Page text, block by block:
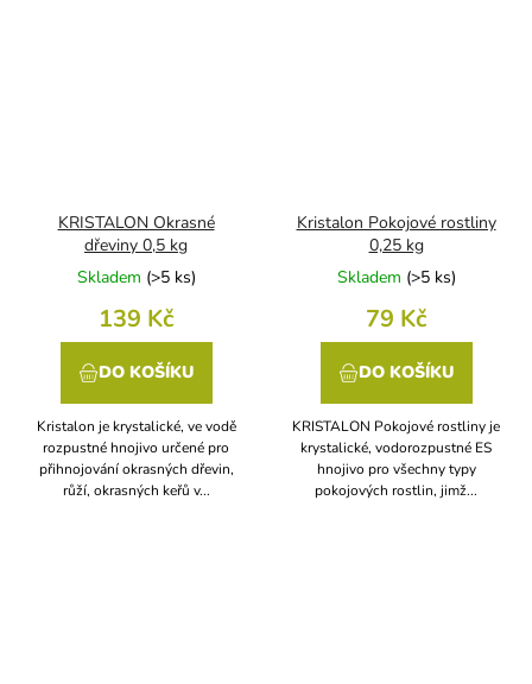
KRISTALON Okrasné
dřeviny 0,5 kg
Skladem (>5 ks)
139 Kč
DO KOŠÍKU
Kristalon je krystalické, ve vodě
rozpustné hnojivo určené pro
přihnojování okrasných dřevin,
růží, okrasných keřů v...
Kristalon Pokojové rostliny
0,25 kg
Skladem (>5 ks)
79 Kč
DO KOŠÍKU
KRISTALON Pokojové rostliny je
krystalické, vodorozpustné ES
hnojivo pro všechny typy
pokojových rostlin, jimž...